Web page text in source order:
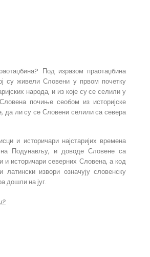
Под изразом праотаџбина
су живели Словени у првом почетку
народа, и из које су се селили у
почиње сеобом из историјске
да ли су се Словени селили са севера
и историчари најстаријих времена
на Подунављу, и доводе Словене са
историчари северних Словена, а код
извори означују словенску
дошли на југ.